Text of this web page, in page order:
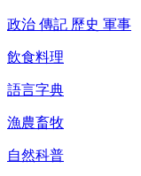
政治 傳記 歷史 軍事
飲食料理
語言字典
漁農畜牧
自然科普